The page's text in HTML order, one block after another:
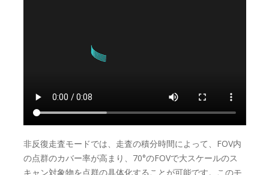
非反復走査モードでは、走査の積分時間によって、FOV内
の点群のカバー率が高まり、70°のFOVで大スケールのス
キャン対象物を点群の具体化することが可能です。このモ